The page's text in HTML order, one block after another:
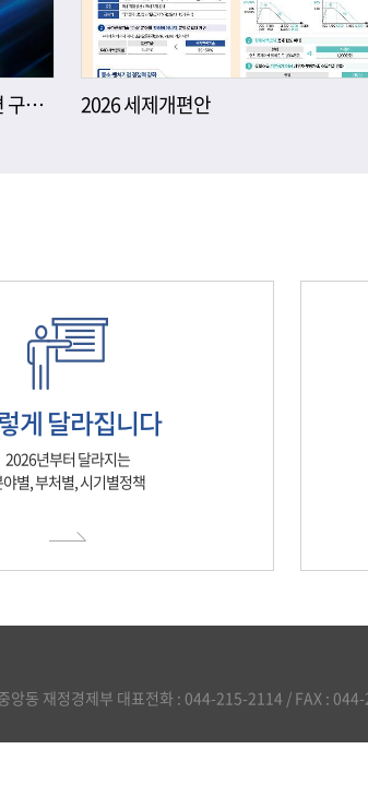
2026년 하반기 경제성장전략 - 3편 구조적 문제 대응 2026 세제개편안
게 달라집니다
2026년부터 달라지는
별, 부처별, 시기별정책
앙동 재정경제부 대표전화 : 044-215-2114 / FAX :